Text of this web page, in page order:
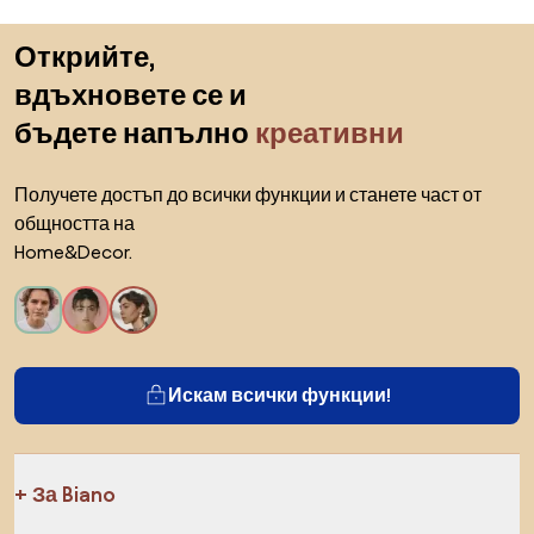
Открийте,
вдъхновете се и
бъдете напълно креативни
Получете достъп до всички функции и станете част от
общността на
Home&Decor.
Искам всички функции!
За Biano